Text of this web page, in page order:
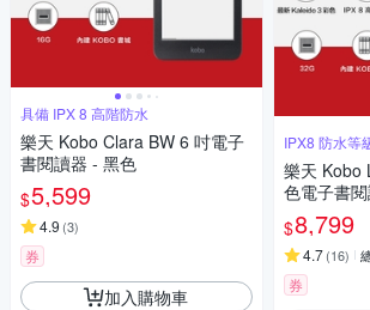
具備 IPX 8 高階防水
樂天 Kobo Clara BW 6 吋電子
書閱讀器 - 黑色
$5,599
4.9 (3)
券
加入購物車
IPX8 防水等
樂天 Kobo
色電子書
$8,799
4.7(16)
券